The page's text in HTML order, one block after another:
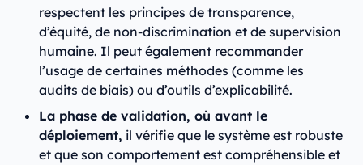
respectent les principes de transparence,
d’équité, de non-discrimination et de supervision
humaine. Il peut également recommander
l’usage de certaines méthodes (comme les
audits de biais) ou d’outils d’explicabilité.
La phase de validation, où avant le
déploiement, il vérifie que le système est robuste
et que son comportement est compréhensible et